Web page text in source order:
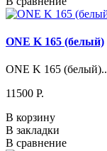
ONE K 165 (белый)
ONE K 165 (белый)..
11500 P.
В корзину
В закладки
В сравнение